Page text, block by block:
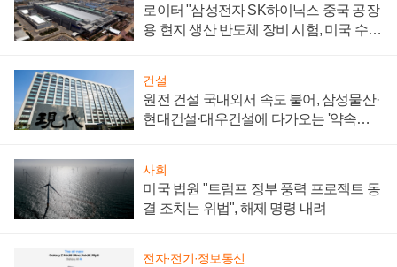
로이터 "삼성전자 SK하이닉스 중국 공장
용 현지 생산 반도체 장비 시험, 미국 수출
건설
원전 건설 국내외서 속도 붙어, 삼성물산·
현대건설·대우건설에 다가오는 '약속의
사회
미국 법원 "트럼프 정부 풍력 프로젝트 동
결 조치는 위법", 해제 명령 내려
전자·전기·정보통신